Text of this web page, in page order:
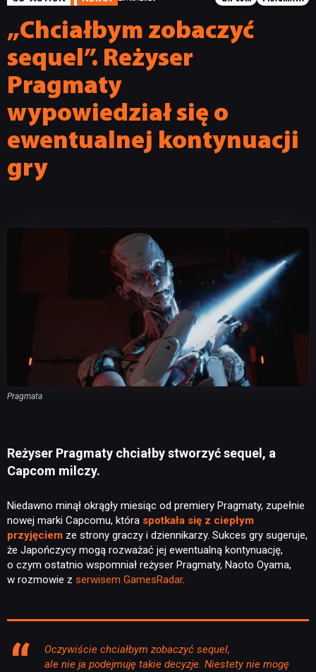
„Chciałbym zobaczyć
sequel”. Reżyser
Pragmaty
wypowiedział się o
ewentualnej kontynuacji
gry
Pragmata
Reżyser Pragmaty chciałby stworzyć sequel, a
Capcom milczy.
Niedawno minął okrągły miesiąc od premiery Pragmaty, zupełnie
nowej marki Capcomu, która spotkała się z ciepłym
przyjęciem ze strony graczy i dziennikarzy. Sukces gry sugeruje,
że Japończycy mogą rozważać jej ewentualną kontynuację,
o czym ostatnio wspomniał reżyser Pragmaty, Naoto Oyama,
w rozmowie z serwisem GamesRadar.
Oczywiście chciałbym zobaczyć sequel,
ale nie ja podejmuję takie decyzje. Niestety nie mogę